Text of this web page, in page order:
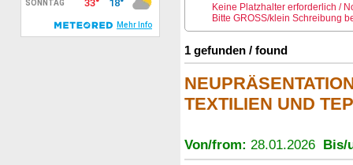
Keine Platzhalter erforderlich /
Bitte GROSS/klein Schreibung
1 gefunden / found
TEXTILIEN UND
Von/from: 28.01.2026 Bis/